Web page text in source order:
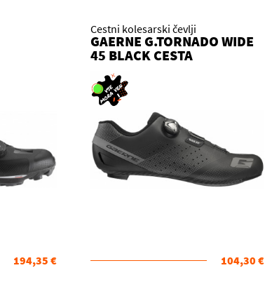
194,35 €
Cestni kolesarski čevlji
GAERNE G.TORNADO WIDE
45 BLACK CESTA
104,30 €